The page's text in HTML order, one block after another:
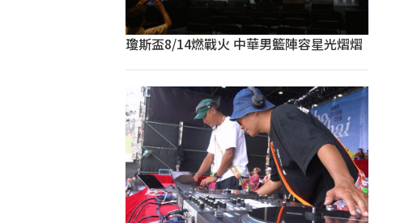
瓊斯盃8/14燃戰火 中華男籃陣容星光熠熠